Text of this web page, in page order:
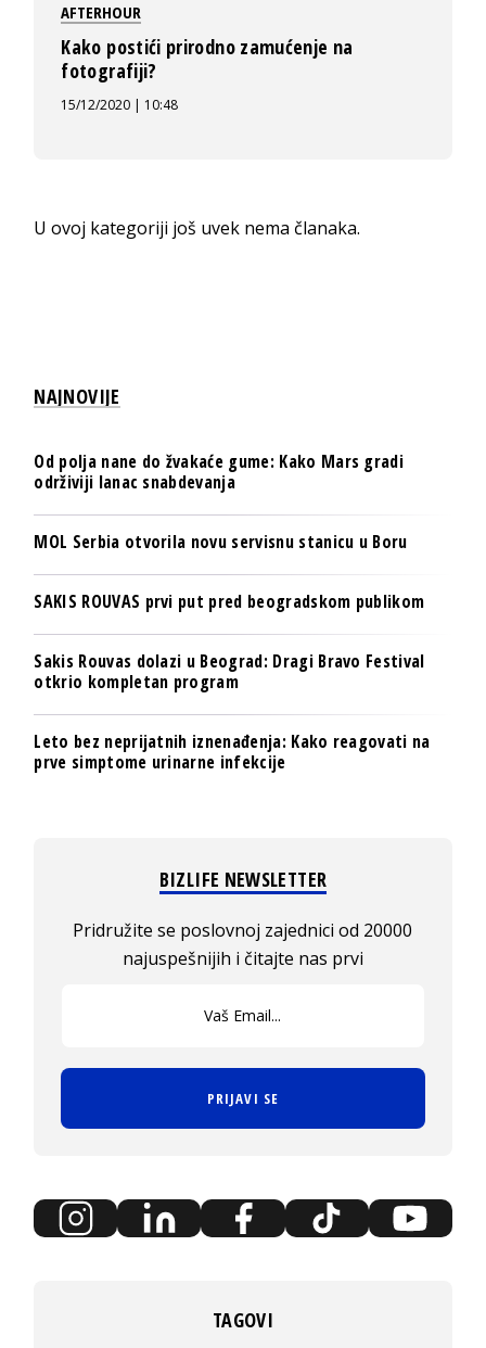
AFTERHOUR
Kako postići prirodno zamućenje na
fotografiji?
15/12/2020 | 10:48
U ovoj kategoriji još uvek nema članaka.
NAJNOVIJE
Od polja nane do žvakaće gume: Kako Mars gradi
održiviji lanac snabdevanja
MOL Serbia otvorila novu servisnu stanicu u Boru
SAKIS ROUVAS prvi put pred beogradskom publikom
Sakis Rouvas dolazi u Beograd: Dragi Bravo Festival
otkrio kompletan program
Leto bez neprijatnih iznenađenja: Kako reagovati na
prve simptome urinarne infekcije
BIZLIFE NEWSLETTER
Pridružite se poslovnoj zajednici od 20000
najuspešnijih i čitajte nas prvi
PRIJAVI SE
TAGOVI